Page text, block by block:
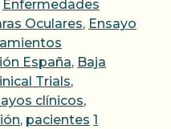
Enfermedades
Oculares, Ensayo
España, Baja
Trials,
clínicos,
, pacientes 1